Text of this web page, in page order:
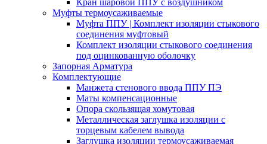
Кран шаровой ППУ с воздушником
Муфты термоусаживаемые
Муфта ППУ | Комплект изоляции стыкового
соединения муфтовый
Комплект изоляции стыкового соединения
под оцинкованную оболочку
Запорная Арматура
Комплектующие
Манжета стенового ввода ППУ ПЭ
Маты компенсационные
Опора скользящая хомутовая
Металлическая заглушка изоляции с
торцевым кабелем вывода
Заглушка изоляции термоусаживаемая